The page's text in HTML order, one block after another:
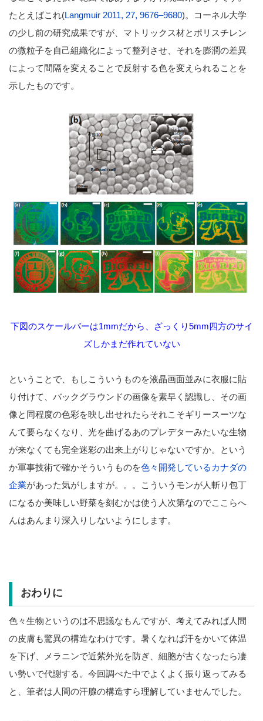
たとえばこれ(Langmuir 2011, 27, 9676–9680)。コーネル大学
の少し前の研究成果ですが、マトリックス材とポリスチレン
の微粒子を自己組織化によって整列させ、それを膨潤の差異
によって間隔を変えることで反射する色を変えられることを
示したものです。
下図のスケールバーは1mmだから、ざっくり5mm四方のサイ
ズしかまだ作れていない
ということで、もしこういうものを液晶画面並みに衣服に貼
り付けて、バックグラウンドの画像を素早く認識し、その画
像と同程度の色彩を映し出せれたらそれこそギリースーツな
んて要らなくなり、光を曲げるあのプレデターみたいな生物
が来なくても完全迷彩の出来上がりじゃないですか。という
か軍事技術で確かそういうものを色々開発しているカナダの
企業があった気がしますが。。。こういうモンが人斬り包丁
になるか美味しい野菜を刻むかは使う人次第なのでここらへ
んはあんまり深入りしないようにします。
おわりに
色々生物というのは不思議なもんですが、考えてみれば人間
の皮膚も驚異の構造なわけです。暑くなれば汗をかいて体温
を下げ、メラニンで近紫外光を防ぎ、細胞が古くなったら凄
い勢いで代謝する。今回調べた中でよくよく振り返ってみる
と、筆者は人間の汗腺の構造すら理解していませんでした。